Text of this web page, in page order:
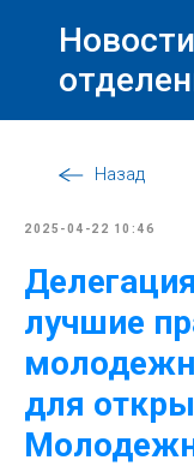
Назад
2025-04-22 10:46
лучшие
для